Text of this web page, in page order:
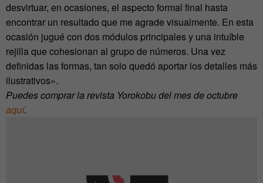
desvirtuar, en ocasiones, el aspecto formal final hasta
encontrar un resultado que me agrade visualmente. En esta
ocasión jugué con dos módulos principales y una intuíble
rejilla que cohesionan al grupo de números. Una vez
definidas las formas, tan solo quedó aportar los detalles más
ilustrativos».
Puedes comprar la revista Yorokobu del mes de octubre
aquí.